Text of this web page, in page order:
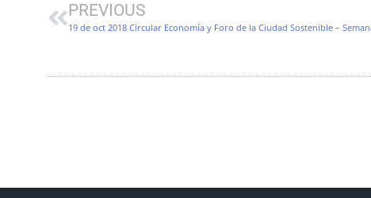
PREVIOUS
19 de oct 2018 Circular Economía y Foro de la Ciudad Sostenible –